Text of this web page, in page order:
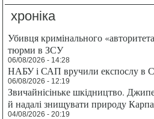
хроніка
Убивця кримінального
тюрми в ЗСУ
06/08/2026 - 14:28
НАБУ і САП вручили експослу в
06/08/2026 - 12:19
Звичайнісіньке шкідництво.
й надалі знищувати природу
04/08/2026 - 20:19